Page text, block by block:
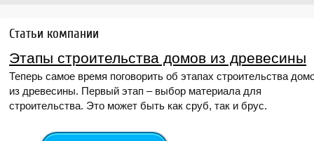
Статьи компании
Этапы строительства домов из древесины
Теперь самое время поговорить об этапах строительства
из древесины. Первый этап – выбор материала для
строительства. Это может быть как сруб, так и брус.